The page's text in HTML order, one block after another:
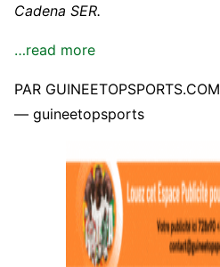
Cadena SER.
…read more
PAR GUINEETOPSPORTS.COM
— guineetopsports